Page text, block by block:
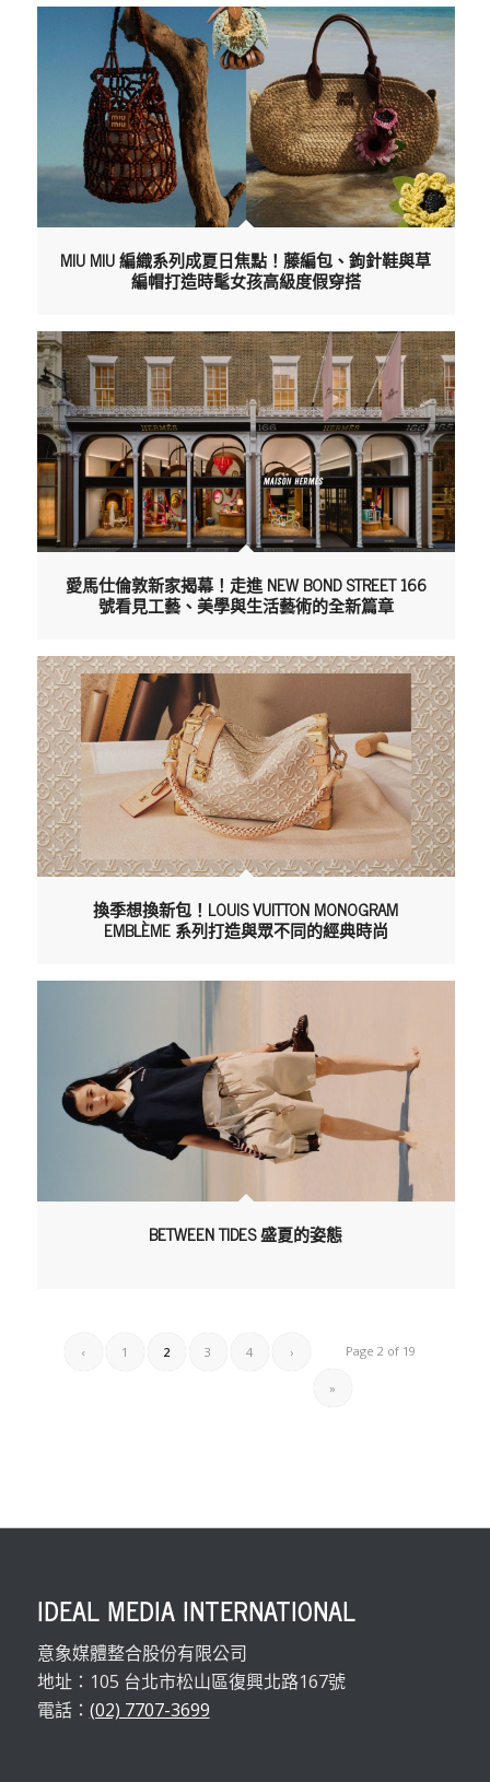
MIU MIU 編織系列成夏日焦點！藤編包、鉤針鞋與草
編帽打造時髦女孩高級度假穿搭
愛馬仕倫敦新家揭幕！走進 NEW BOND STREET 166
號看見工藝、美學與生活藝術的全新篇章
換季想換新包！LOUIS VUITTON MONOGRAM
EMBLÈME 系列打造與眾不同的經典時尚
BETWEEN TIDES 盛夏的姿態
Page 2 of 19
‹ 1 2 3 4 ›
»
IDEAL MEDIA INTERNATIONAL
意象媒體整合股份有限公司
地址：105 台北市松山區復興北路167號
電話： (02) 7707-3699